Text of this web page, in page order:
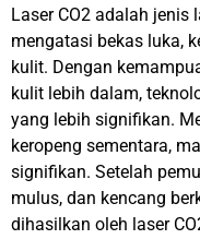
Laser CO2 adalah
mengatasi bekas luka,
kulit. Dengan
kulit lebih dalam,
yang lebih signifikan.
keropeng sementara,
signifikan. Setelah
mulus, dan kencang
dihasilkan oleh laser